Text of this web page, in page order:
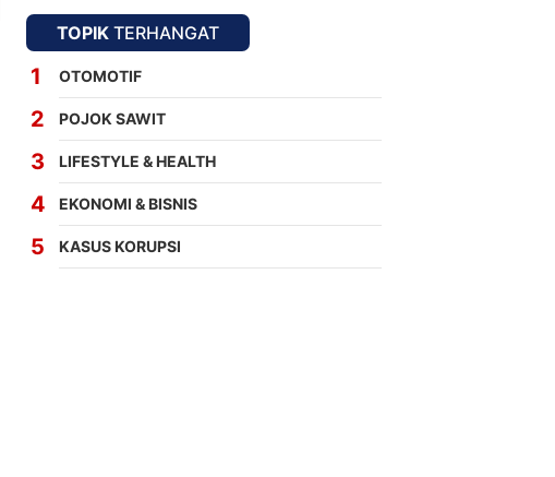
TOPIK TERHANGAT
OTOMOTIF
POJOK SAWIT
LIFESTYLE & HEALTH
EKONOMI & BISNIS
KASUS KORUPSI